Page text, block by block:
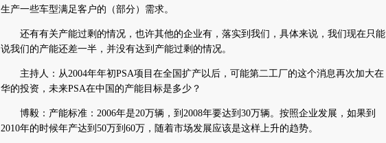
生产一些车型满足客户的（部分）需求。
还有有关产能过剩的情况，也许其他的企业有，落实到我们，具体来说，我们现在只能
说我们的产能还差一半，并没有达到产能过剩的情况。
主持人：从2004年年初PSA项目在全国扩产以后，可能第二工厂的这个消息再次加大在
华的投资，未来PSA在中国的产能目标是多少？
博毅：产能标准：2006年是20万辆，到2008年要达到30万辆。按照企业发展，如果到
2010年的时候年产达到50万到60万，随着市场发展应该是这样上升的趋势。